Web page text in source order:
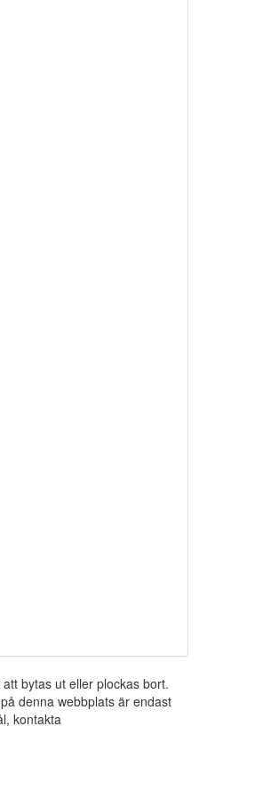
bytas ut eller plockas bort.
denna webbplats är endast
kontakta